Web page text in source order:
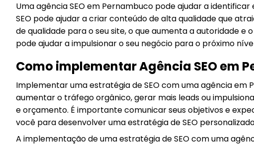
Uma agência SEO em Pernambuco pode ajudar a
SEO pode ajudar a criar conteúdo de alta qualidade que
de qualidade para o seu site, o que aumenta a autoridade e
pode ajudar a impulsionar o seu negócio para o próximo
Como implementar Agência SEO em
Implementar uma estratégia de SEO com uma agência em
aumentar o tráfego orgânico, gerar mais leads ou
e orçamento. É importante comunicar seus objetivos e
você para desenvolver uma estratégia de SEO
A implementação de uma estratégia de SEO com uma